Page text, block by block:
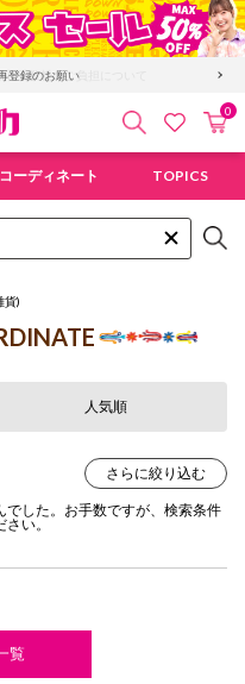
手数料のご負担について
登録のお願い
検索 お気にカ
0
コーディネート TOPICS
貨)
人気順
さらに絞り込む
した。お手数ですが、検索条件
い。
覧